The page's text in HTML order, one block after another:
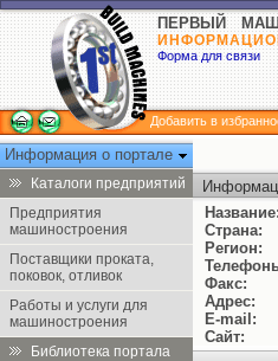
ПЕРВЫЙ
Форма для связи
Добавить в
Информация о портале
Каталоги предприятий
Предприятия
машиностроения
Поставщики проката,
поковок, отливок
Работы и услуги для
машиностроения
Библиотека портала
Название:
Страна:
Регион:
Факс:
Адрес:
E-mail:
Сайт: